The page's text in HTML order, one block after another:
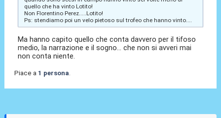
quello che ha vinto Lotito!
Non Florentino Perez.....Lotito!
Ps: stendiamo poi un velo pietoso sul trofeo che hanno vinto....
Ma hanno capito quello che conta davvero per il tifoso
medio, la narrazione e il sogno... che non si avveri mai
non conta niente.
Piace a 1 persona